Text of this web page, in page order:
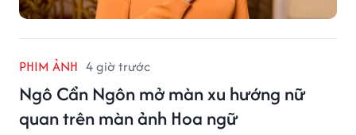
PHIM ẢNH 4 giờ trước
Ngô Cẩn Ngôn mở màn xu hướng nữ
quan trên màn ảnh Hoa ngữ